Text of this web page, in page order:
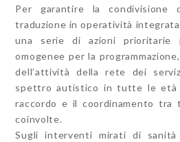
Per garantire la
traduzione in operatività
una serie di azioni prioritarie
omogenee per la
dell’attività della rete dei
spettro autistico in tutte le età
raccordo e il coordinamento
coinvolte.
Sugli interventi mirati di